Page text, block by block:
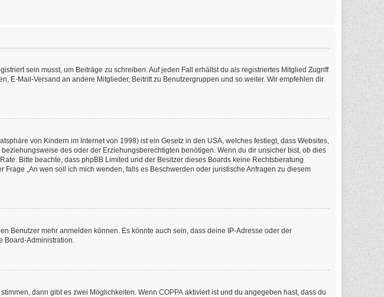
sein musst, um Beiträge zu schreiben. Auf jeden Fall erhältst du als registriertes Mitglied Zugriff
E-Mail-Versand an andere Mitglieder, Beitritt zu Benutzergruppen und so weiter. Wir empfehlen dir
von Kindern im Internet von 1998) ist ein Gesetz in den USA, welches festlegt, dass Websites,
des oder der Erziehungsberechtigten benötigen. Wenn du dir unsicher bist, ob dies
Bitte beachte, dass phpBB Limited und der Besitzer dieses Boards keine Rechtsberatung
„An wen soll ich mich wenden, falls es Beschwerden oder juristische Anfragen zu diesem
Benutzer mehr anmelden können. Es könnte auch sein, dass deine IP-Adresse oder der
Board-Administration.
dann gibt es zwei Möglichkeiten. Wenn COPPA aktiviert ist und du angegeben hast, dass du